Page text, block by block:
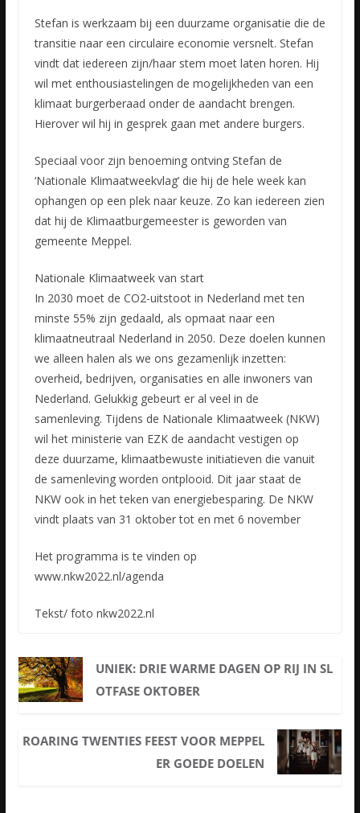
Stefan is werkzaam bij een duurzame organisatie die de
transitie naar een circulaire economie versnelt. Stefan
vindt dat iedereen zijn/haar stem moet laten horen. Hij
wil met enthousiastelingen de mogelijkheden van een
klimaat burgerberaad onder de aandacht brengen.
Hierover wil hij in gesprek gaan met andere burgers.
Speciaal voor zijn benoeming ontving Stefan de
‘Nationale Klimaatweekvlag’ die hij de hele week kan
ophangen op een plek naar keuze. Zo kan iedereen zien
dat hij de Klimaatburgemeester is geworden van
gemeente Meppel.
Nationale Klimaatweek van start
In 2030 moet de CO2-uitstoot in Nederland met ten
minste 55% zijn gedaald, als opmaat naar een
klimaatneutraal Nederland in 2050. Deze doelen kunnen
we alleen halen als we ons gezamenlijk inzetten:
overheid, bedrijven, organisaties en alle inwoners van
Nederland. Gelukkig gebeurt er al veel in de
samenleving. Tijdens de Nationale Klimaatweek (NKW)
wil het ministerie van EZK de aandacht vestigen op
deze duurzame, klimaatbewuste initiatieven die vanuit
de samenleving worden ontplooid. Dit jaar staat de
NKW ook in het teken van energiebesparing. De NKW
vindt plaats van 31 oktober tot en met 6 november
Het programma is te vinden op
www.nkw2022.nl/agenda
Tekst/ foto nkw2022.nl
UNIEK: DRIE WARME DAGEN OP RIJ IN SL
OTFASE OKTOBER
ROARING TWENTIES FEEST VOOR MEPPEL
ER GOEDE DOELEN